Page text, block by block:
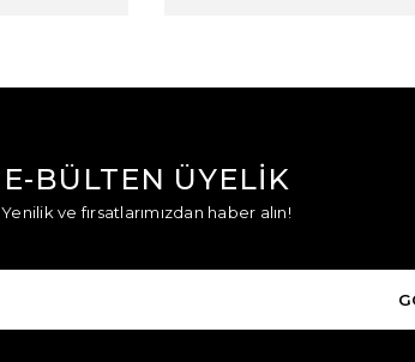
E-BÜLTEN ÜYELİK
Yenilik ve fırsatlarımızdan haber alın!